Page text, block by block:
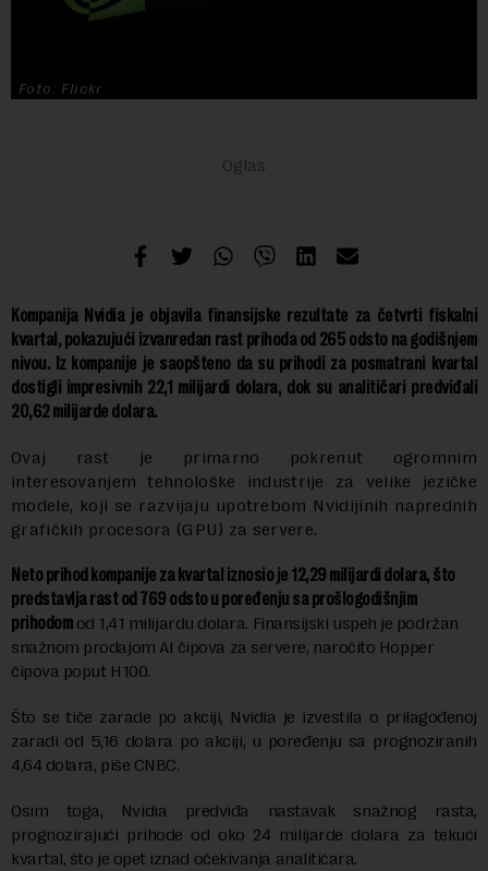
Foto: Flickr
Kompanija Nvidia je objavila finansijske rezultate za četvrti fiskalni
kvartal, pokazujući izvanredan rast prihoda od 265 odsto na godišnjem
nivou. Iz kompanije je saopšteno da su prihodi za posmatrani kvartal
dostigli impresivnih 22,1 milijardi dolara, dok su analitičari predviđali
20,62 milijarde dolara.
Ovaj rast je primarno pokrenut ogromnim
interesovanjem tehnološke industrije za velike jezičke
modele, koji se razvijaju upotrebom Nvidijinih naprednih
grafičkih procesora (GPU) za servere.
Neto prihod kompanije za kvartal iznosio je 12,29 milijardi dolara, što
predstavlja rast od 769 odsto u poređenju sa prošlogodišnjim
prihodomod 1,41 milijardu dolara. Finansijski uspeh je podržan
snažnom prodajom AI čipova za servere, naročito Hopper
čipova poput H100.
Što se tiče zarade po akciji, Nvidia je izvestila o prilagođenoj
zaradi od 5,16 dolara po akciji, u poređenju sa prognoziranih
4,64 dolara, piše CNBC.
Osim toga, Nvidia predviđa nastavak snažnog rasta,
prognozirajući prihode od oko 24 milijarde dolara za tekući
kvartal, što je opet iznad očekivanja analitičara.